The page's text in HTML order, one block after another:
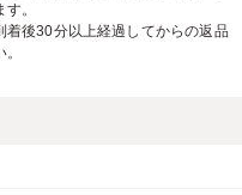
。
着後30分以上経過してからの返品